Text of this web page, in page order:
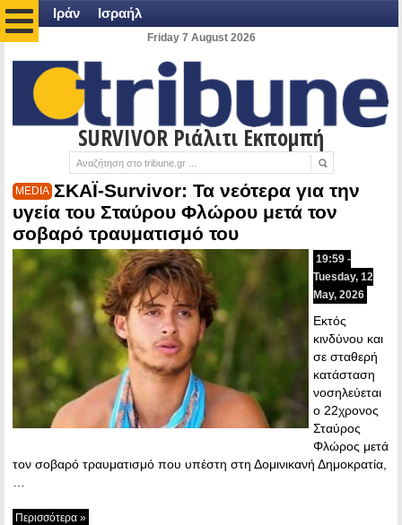
Ιράν Ισραήλ
Friday 7 August 2026
SURVIVOR Ριάλιτι Εκπομπή
MEDIA ΣΚΑΪ-Survivor: Τα νεότερα για την
υγεία του Σταύρου Φλώρου μετά τον
σοβαρό τραυματισμό του
19:59 -
Tuesday, 12
May, 2026
Εκτός
κινδύνου και
σε σταθερή
κατάσταση
νοσηλεύεται
ο 22χρονος
Σταύρος
Φλώρος μετά
τον σοβαρό τραυματισμό που υπέστη στη Δομινικανή Δημοκρατία,
Περισσότερα »